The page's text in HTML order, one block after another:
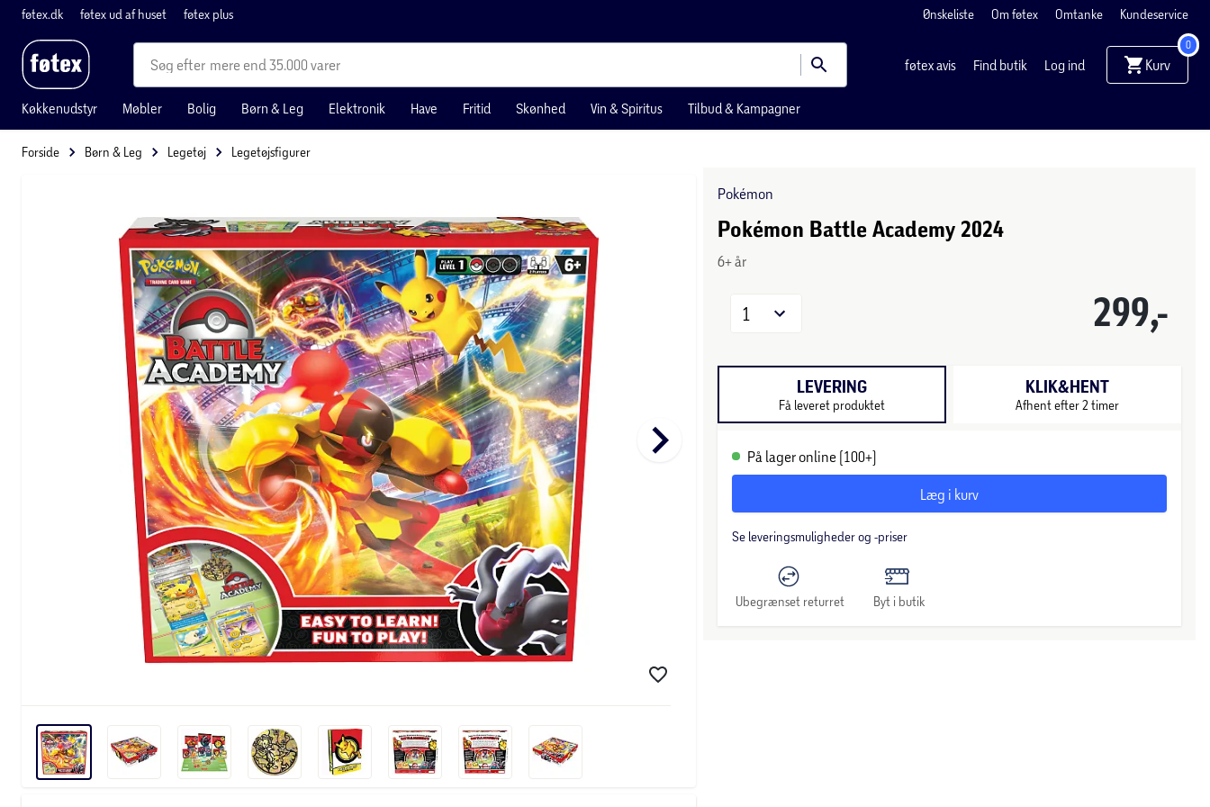
føtex.dk føtex ud af huset føtex plus Ønskeliste Om føtex Omtanke Kundeservice
mere end 35.000 varer føtex avis Find butik Log ind Kurv
0
Køkkenudstyr Møbler Bolig Børn & Leg Elektronik Have Fritid Skønhed Vin & Spiritus Tilbud & Kampagner
Forside Børn & Leg Legetøj Legetøjsfigurer
keyboard_arrow_right
Pokémon
Pokémon Battle Academy 2024
6+ år
299,-
1
LEVERING
Få leveret produktet
KLIK&HENT
Afhent efter 2 timer
På lager online (100+)
Læg i kurv
Se leveringsmuligheder og -priser
Ubegrænset returret Byt i butik